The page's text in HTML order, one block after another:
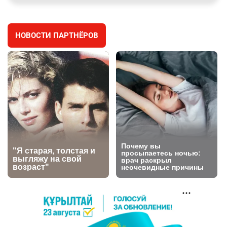
🐏 Скота больше, а мясо дороже. Почему в
Казахстане продолжают расти цены на
баранину и конину
2621
5
⚠️ Доброе утро, друзья! Предлагаем обзор
главных новостей за 4 августа
2755 0 1
6
🗣Глава государства направил телеграмму
соболезнования родным и близким Халық
қаһарманы Ивана Гапича
2745 2 42
🇫🇷 Клуб ПСЖ объявил об открытии своей
футбольной академии в Астане
НОВОСТИ ПАРТНЁРОВ